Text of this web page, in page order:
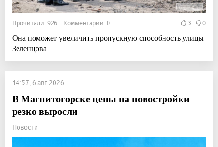
Прочитали: 926 Комментарии: 0 3 0
Она поможет увеличить пропускную способность улицы
Зеленцова
14:57, 6 авг 2026
В Магнитогорске цены на новостройки
резко выросли
Новости